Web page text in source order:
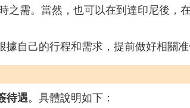
之需。當然，也可以在到達印尼後，
自己的行程和需求，提前做好相關准
待遇。具體說明如下：